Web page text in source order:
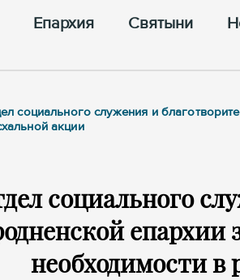
Епархия Cвятыни
социального служения и
акции
социального
епархии
необходимости в